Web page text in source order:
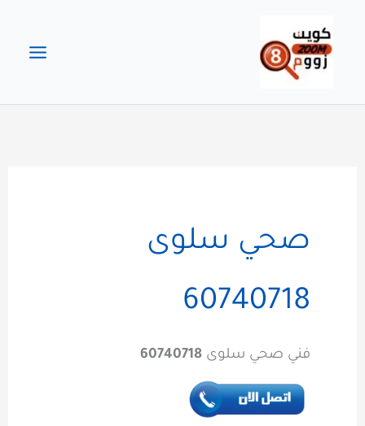
المحتوى
صحي سلوى
60740718
فني صحي سلوى60740718